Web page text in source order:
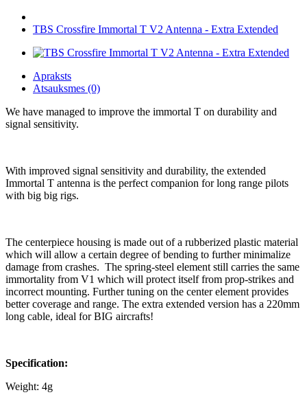
TBS Crossfire Immortal T V2 Antenna - Extra Extended
Apraksts
Atsauksmes (0)
We have managed to improve the immortal T on durability and
signal sensitivity.
With improved signal sensitivity and durability, the extended
Immortal T antenna is the perfect companion for long range pilots
with big big rigs.
The centerpiece housing is made out of a rubberized plastic material
which will allow a certain degree of bending to further minimalize
damage from crashes. The spring-steel element still carries the same
immortality from V1 which will protect itself from prop-strikes and
incorrect mounting. Further tuning on the center element provides
better coverage and range. The extra extended version has a 220mm
long cable, ideal for BIG aircrafts!
Specification:
Weight: 4g